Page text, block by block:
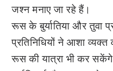
जश्न मनाए जा रहे हैं।
रूस के बुर्यातिया और तुवा
प्रतिनिधियों ने आशा
रूस की यात्रा भी कर